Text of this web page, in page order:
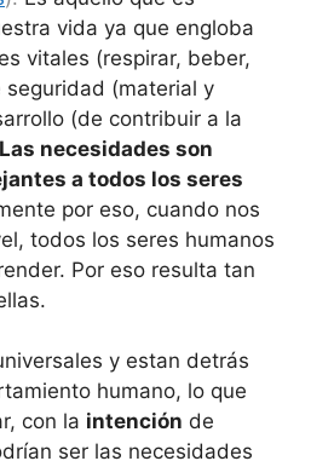
vida ya que engloba
vitales (respirar, beber,
seguridad (material y
(de contribuir a la
Las necesidades son
a todos los seres
por eso, cuando nos
todos los seres humanos
Por eso resulta tan
y estan detrás
humano, lo que
con la intención de
ser las necesidades